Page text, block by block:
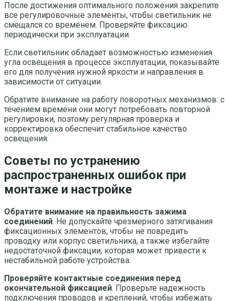
После достижения оптимального положения закрепите
все регулировочные элементы, чтобы светильник не
смещался со временем. Проверяйте фиксацию
периодически при эксплуатации.
Если светильник обладает возможностью изменения
угла освещения в процессе эксплуатации, показывайте
его для получения нужной яркости и направления в
зависимости от ситуации.
Обратите внимание на работу поворотных механизмов: с
течением времени они могут потребовать повторной
регулировки, поэтому регулярная проверка и
корректировка обеспечит стабильное качество
освещения.
Советы по устранению
распространенных ошибок при
монтаже и настройке
Обратите внимание на правильность зажима
соединений. Не допускайте чрезмерного затягивания
фиксационных элементов, чтобы не повредить
проводку или корпус светильника, а также избегайте
недостаточной фиксации, которая может привести к
нестабильной работе устройства.
Проверяйте контактные соединения перед
окончательной фиксацией. Проверьте надежность
подключения проводов и креплений, чтобы избежать